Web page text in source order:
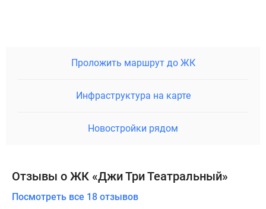
Проложить маршрут до ЖК
Инфраструктура на карте
Новостройки рядом
Отзывы о ЖК «Джи Три Театральный»
Посмотреть все 18 отзывов